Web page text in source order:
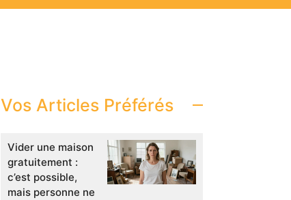
Vos Articles Préférés
Vider une maison
gratuitement :
c’est possible,
mais personne ne